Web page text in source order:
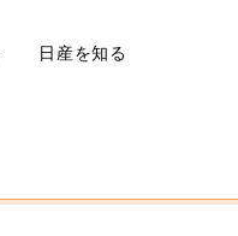
日産を知る